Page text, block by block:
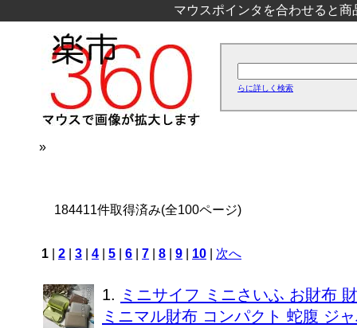
マウスポインタを合わせると
らに詳しく検索
»
184411件取得済み(全100ページ)
1 2 3 4 5 6 7 8 9 10 次へ
1. ミニサイフ ミニさいふ お財布
ミニマル財布 コンパクト 蛇腹 ジ